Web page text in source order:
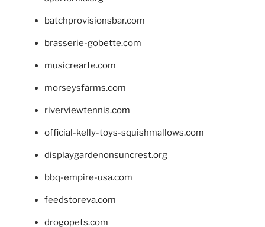
batchprovisionsbar.com
brasserie-gobette.com
musicrearte.com
morseysfarms.com
riverviewtennis.com
official-kelly-toys-squishmallows.com
displaygardenonsuncrest.org
bbq-empire-usa.com
feedstoreva.com
drogopets.com